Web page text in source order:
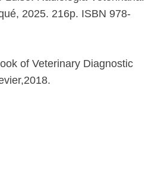
2025. 216p. ISBN 978-
of Veterinary Diagnostic